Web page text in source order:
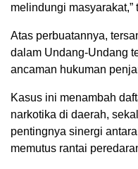
melindungi masyarakat,”
Atas perbuatannya,
dalam Undang-Undang
ancaman hukuman
Kasus ini menambah
narkotika di daerah,
pentingnya sinergi
memutus rantai